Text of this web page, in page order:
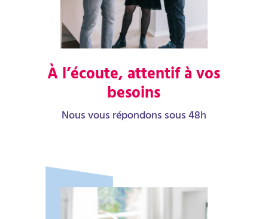
À l’écoute, attentif à vos
besoins
Nous vous répondons sous 48h